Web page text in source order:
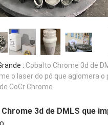
: Cobalto Chrome 3d de
o laser do pó que aglomera o
CoCr Chrome
3d de DMLS que